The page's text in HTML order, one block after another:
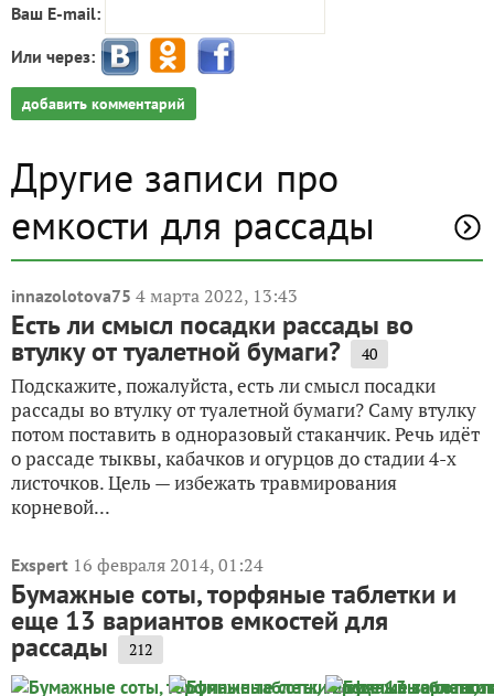
Ваш E-mail:
Или через:
добавить комментарий
Другие записи про
емкости для рассады
innazolotova75 4 марта 2022, 13:43
Есть ли смысл посадки рассады во
втулку от туалетной бумаги? 40
Подскажите, пожалуйста, есть ли смысл посадки
рассады во втулку от туалетной бумаги? Саму втулку
потом поставить в одноразовый стаканчик. Речь идёт
о рассаде тыквы, кабачков и огурцов до стадии 4-х
листочков. Цель — избежать травмирования
корневой...
Exspert 16 февраля 2014, 01:24
Бумажные соты, торфяные таблетки и
еще 13 вариантов емкостей для
рассады 212